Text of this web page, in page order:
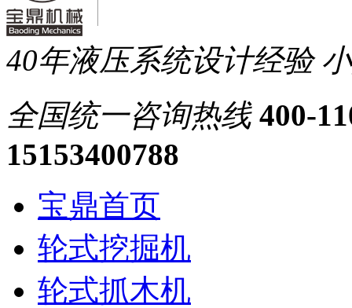
40年液压系统设计经验
全国统一咨询热线 400-
15153400788
宝鼎首页
轮式挖掘机
轮式抓木机